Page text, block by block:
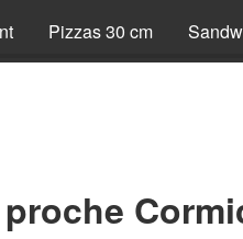
Pizzas 30 cm